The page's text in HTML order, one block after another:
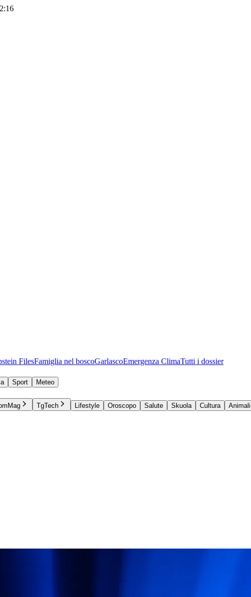
FilesFamiglia nel boscoGarlascoEmergenza ClimaTutti i dossier
Sport
Meteo
TgTech Lifestyle Oroscopo Salute Skuola Cultura Animali